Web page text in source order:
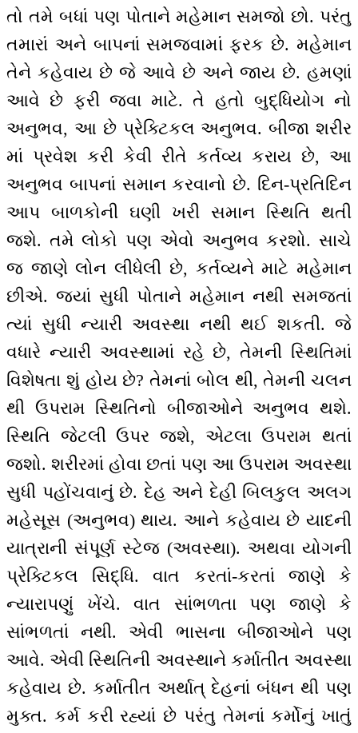
તો તમે બધાં પણ પોતાને મહેમાન સમજો છો. પરંતુ
તમારાં અને બાપનાં સમજવામાં ફરક છે. મહેમાન
તેને કહેવાય છે જે આવે છે અને જાય છે. હમણાં
આવે છે ફરી જવા માટે. તે હતો બુદ્ધિયોગ નો
અનુભવ, આ છે પ્રેક્ટિકલ અનુભવ. બીજા શરીર
માં પ્રવેશ કરી કેવી રીતે કર્તવ્ય કરાય છે, આ
અનુભવ બાપનાં સમાન કરવાનો છે. દિન-પ્રતિદિન
આપ બાળકોની ઘણી ખરી સમાન સ્થિતિ થતી
જશે. તમે લોકો પણ એવો અનુભવ કરશો. સાચે
જ જાણે લોન લીધેલી છે, કર્તવ્યને માટે મહેમાન
છીએ. જ્યાં સુધી પોતાને મહેમાન નથી સમજતાં
ત્યાં સુધી ન્યારી અવસ્થા નથી થઈ શકતી. જે
વધારે ન્યારી અવસ્થામાં રહે છે, તેમની સ્થિતિમાં
વિશેષતા શું હોય છે? તેમનાં બોલ થી, તેમની ચલન
થી ઉપરામ સ્થિતિનો બીજાઓને અનુભવ થશે.
સ્થિતિ જેટલી ઉપર જશે, એટલા ઉપરામ થતાં
જશો. શરીરમાં હોવા છતાં પણ આ ઉપરામ અવસ્થા
સુધી પહોંચવાનું છે. દેહ અને દેહી બિલકુલ અલગ
મહેસૂસ (અનુભવ) થાય. આને કહેવાય છે યાદની
યાત્રાની સંપૂર્ણ સ્ટેજ (અવસ્થા). અથવા યોગની
પ્રેક્ટિકલ સિદ્ધિ. વાત કરતાં-કરતાં જાણે કે
ન્યારાપણું ખેંચે. વાત સાંભળતા પણ જાણે કે
સાંભળતાં નથી. એવી ભાસના બીજાઓને પણ
આવે. એવી સ્થિતિની અવસ્થાને કર્માતીત અવસ્થા
કહેવાય છે. કર્માતીત અર્થાત્ દેહનાં બંધન થી પણ
મુક્ત. કર્મ કરી રહ્યાં છે પરંતુ તેમનાં કર્મોનું ખાતું